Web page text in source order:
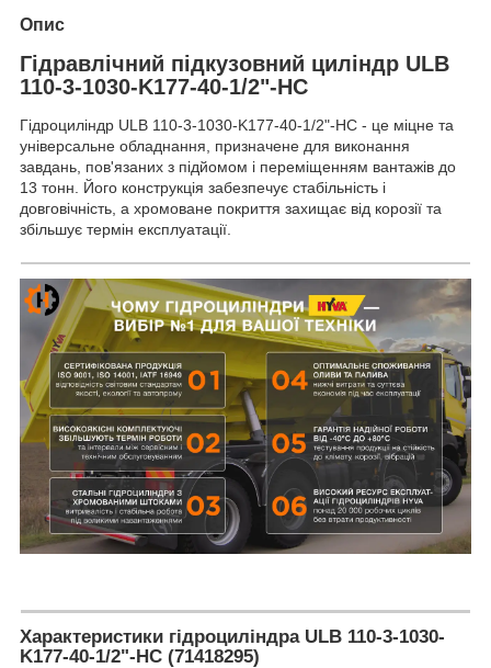
Опис
Гідравлічний підкузовний циліндр ULB
110-3-1030-K177-40-1/2"-HC
Гідроциліндр ULB 110-3-1030-K177-40-1/2"-HC - це міцне та
універсальне обладнання, призначене для виконання
завдань, пов'язаних з підйомом і переміщенням вантажів до
13 тонн. Його конструкція забезпечує стабільність і
довговічність, а хромоване покриття захищає від корозії та
збільшує термін експлуатації.
Характеристики гідроциліндра ULB 110-3-1030-
K177-40-1/2"-HC (71418295)